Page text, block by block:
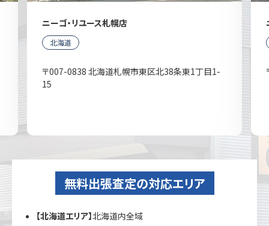
ニーゴ・リユース札幌店
北海道
〒007-0838 北海道札幌市東区北38条東1丁目1-
15
無料出張査定の対応エリア
【北海道エリア】北海道内全域